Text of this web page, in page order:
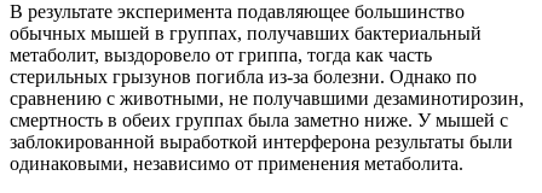
В результате эксперимента подавляющее большинство
обычных мышей в группах, получавших бактериальный
метаболит, выздоровело от гриппа, тогда как часть
стерильных грызунов погибла из-за болезни. Однако по
сравнению с животными, не получавшими дезаминотирозин,
смертность в обеих группах была заметно ниже. У мышей с
заблокированной выработкой интерферона результаты были
одинаковыми, независимо от применения метаболита.